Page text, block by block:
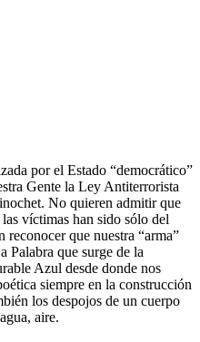
por el Estado “democrático”
Gente la Ley Antiterrorista
No quieren admitir que
víctimas han sido sólo del
reconocer que nuestra “arma”
Palabra que surge de la
Azul desde donde nos
siempre en la construcción
los despojos de un cuerpo
aire.